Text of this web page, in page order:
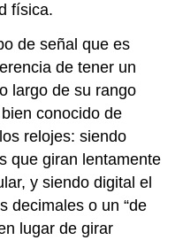
física.
de señal que es
de tener un
largo de su rango
conocido de
relojes: siendo
que giran lentamente
y siendo digital el
decimales o un “de
lugar de girar